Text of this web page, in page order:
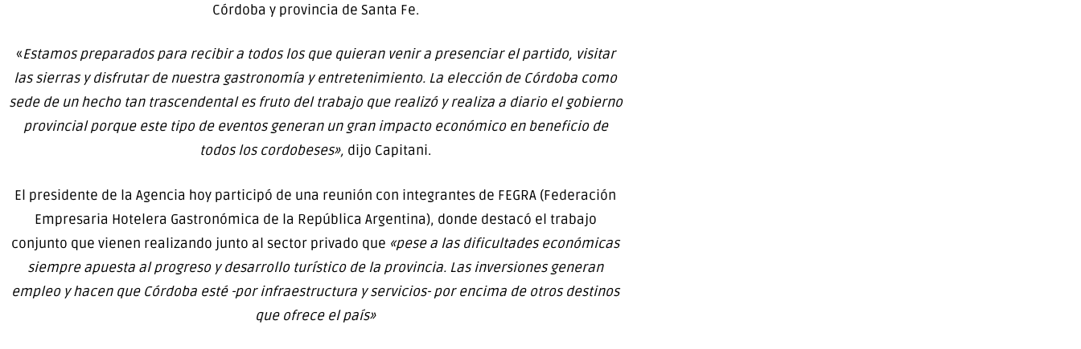
Córdoba y provincia de Santa Fe.
«Estamos preparados para recibir a todos los que quieran venir a presenciar el partido, visitar
las sierras y disfrutar de nuestra gastronomía y entretenimiento. La elección de Córdoba como
sede de un hecho tan trascendental es fruto del trabajo que realizó y realiza a diario el gobierno
provincial porque este tipo de eventos generan un gran impacto económico en beneficio de
todos los cordobeses», dijo Capitani.
El presidente de la Agencia hoy participó de una reunión con integrantes de FEGRA (Federación
Empresaria Hotelera Gastronómica de la República Argentina), donde destacó el trabajo
conjunto que vienen realizando junto al sector privado que «pese a las dificultades económicas
siempre apuesta al progreso y desarrollo turístico de la provincia. Las inversiones generan
empleo y hacen que Córdoba esté -por infraestructura y servicios- por encima de otros destinos
que ofrece el país»